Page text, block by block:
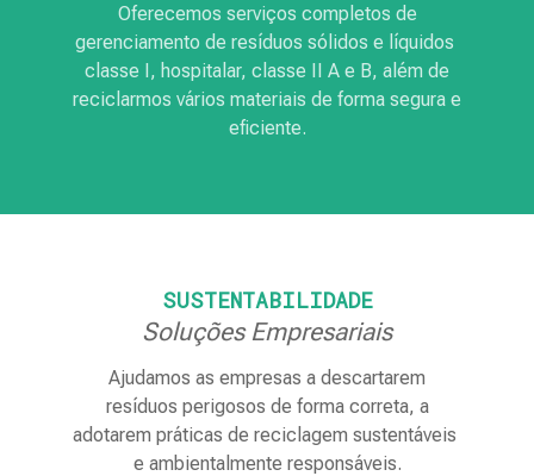
Oferecemos serviços completos de
gerenciamento de resíduos sólidos e líquidos
classe I, hospitalar, classe II A e B, além de
reciclarmos vários materiais de forma segura e
eficiente.
SUSTENTABILIDADE
Soluções Empresariais
Ajudamos as empresas a descartarem
resíduos perigosos de forma correta, a
adotarem práticas de reciclagem sustentáveis ​​
e ambientalmente responsáveis.